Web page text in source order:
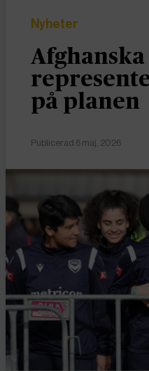
Nyheter
på planen
Publicerad 6 maj, 2026